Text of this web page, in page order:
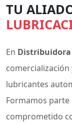
TU
En
lubricantes
Formamos
comprometido